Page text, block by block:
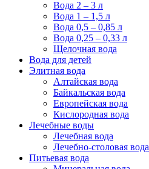
Вода 2 – 3 л
Вода 1 – 1,5 л
Вода 0,5 – 0,85 л
Вода 0,25 – 0,33 л
Щелочная вода
Вода для детей
Элитная вода
Алтайская вода
Байкальская вода
Европейская вода
Кислородная вода
Лечебные воды
Лечебная вода
Лечебно-столовая вода
Питьевая вода